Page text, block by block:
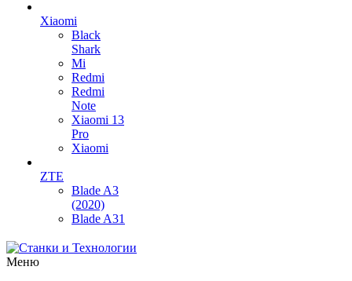
Xiaomi
Black
Shark
Mi
Redmi
Redmi
Note
Xiaomi 13
Pro
Xiaomi
ZTE
Blade A3
(2020)
Blade A31
Меню